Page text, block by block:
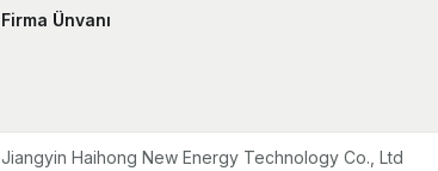
Firma Ünvanı
Jiangyin Haihong New Energy Technology Co., Ltd